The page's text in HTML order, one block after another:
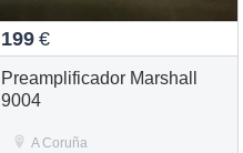
199 €
Preamplificador Marshall
9004
A Coruña